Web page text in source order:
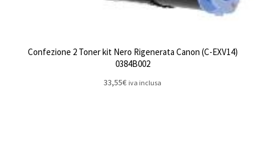
Confezione 2 Toner kit Nero Rigenerata Canon (C-EXV14)
0384B002
33,55€ iva inclusa